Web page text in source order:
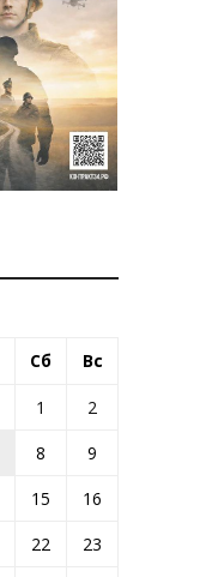
Сб Вс
1
2
8
9
15
16
22
23